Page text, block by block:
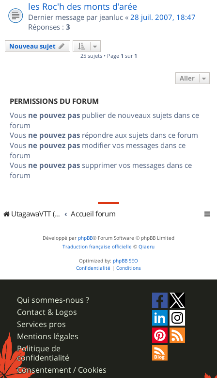
les Roc'h des monts d'arée
Dernier message par jeanluc « 28 juil. 2007, 18:47
Réponses : 3
Nouveau sujet
25 sujets • Page 1 sur 1
Aller
PERMISSIONS DU FORUM
Vous ne pouvez pas publier de nouveaux sujets dans ce
forum
Vous ne pouvez pas répondre aux sujets dans ce forum
Vous ne pouvez pas modifier vos messages dans ce
forum
Vous ne pouvez pas supprimer vos messages dans ce
forum
UtagawaVTT (Randos VTT et VTTAE avec traces GPS) Accueil forum
Développé par phpBB® Forum Software © phpBB Limited
Traduction française officielle © Qiaeru
Optimized by: phpBB SEO
Confidentialité | Conditions
Qui sommes-nous ?
Contact & Logos
Services pros
Mentions légales
Politique de
confidentialité
Consentement / Cookies